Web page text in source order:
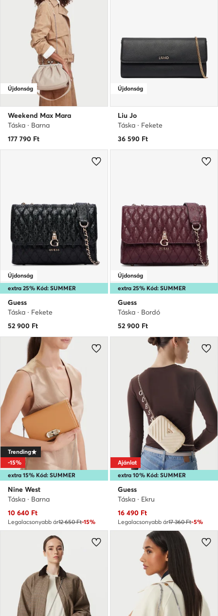
Újdonság
Weekend Max Mara
Táska · Barna
177 790 Ft
Újdonság
Liu Jo
Táska · Fekete
36 590 Ft
extra 25% Kód: SUMMER
Újdonság
Guess
Táska · Fekete
52 900 Ft
extra 25% Kód: SUMMER
Újdonság
Guess
Táska · Bordó
52 900 Ft
extra 15% Kód: SUMMER
Trending
-15%
Nine West
Táska · Barna
Aktuális ár
10 640 Ft
Legalacsonyabb ár12 650 Ft-15%
extra 10% Kód: SUMMER
Ajánlat
Guess
Táska · Ekru
Aktuális ár
16 490 Ft
Legalacsonyabb ár17 360 Ft-5%